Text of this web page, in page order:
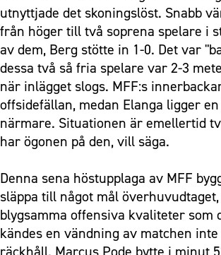
utnyttjade det skoningslöst. Snabb
från höger till två soprena spelare i
av dem, Berg stötte in 1-0. Det var
dessa två så fria spelare var 2-3
när inlägget slogs. MFF:s
offsidefällan, medan Elanga ligger
närmare. Situationen är emellertid
har ögonen på den, vill säga.
Denna sena höstupplaga av MFF
släppa till något mål
blygsamma offensiva kvaliteter som
kändes en vändning av matchen